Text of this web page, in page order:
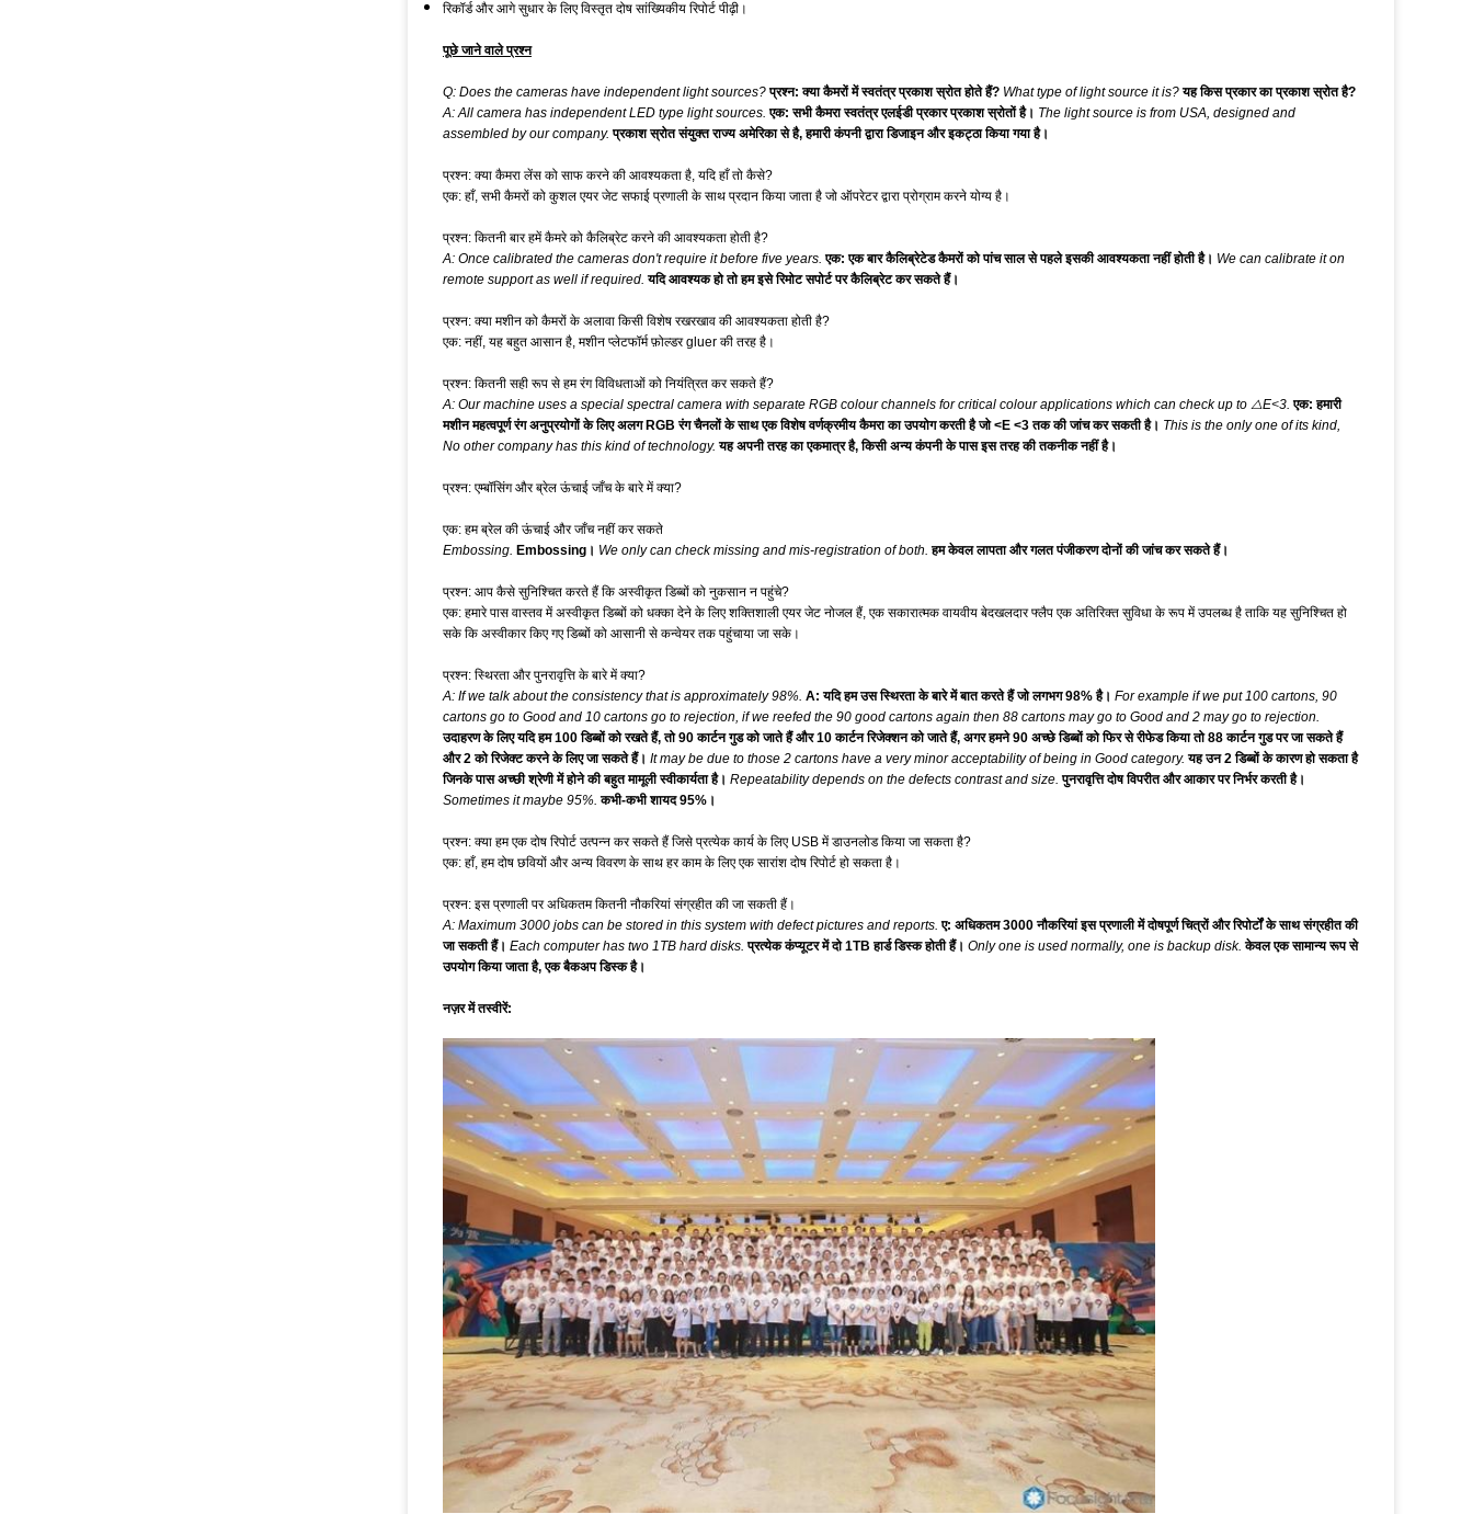
रिकॉर्ड और आगे सुधार के लिए विस्तृत दोष सांख्यिकीय रिपोर्ट पीढ़ी।
पूछे जाने वाले प्रश्न
Q: Does the cameras have independent light sources? प्रश्न: क्या कैमरों में स्वतंत्र प्रकाश स्रोत होते हैं? What type of light source it is? यह किस प्रकार का प्रकाश स्रोत है?
A: All camera has independent LED type light sources. एक: सभी कैमरा स्वतंत्र एलईडी प्रकार प्रकाश स्रोतों है। The light source is from USA, designed and
assembled by our company. प्रकाश स्रोत संयुक्त राज्य अमेरिका से है, हमारी कंपनी द्वारा डिजाइन और इकट्ठा किया गया है।
प्रश्न: क्या कैमरा लेंस को साफ करने की आवश्यकता है, यदि हाँ तो कैसे?
एक: हाँ, सभी कैमरों को कुशल एयर जेट सफाई प्रणाली के साथ प्रदान किया जाता है जो ऑपरेटर द्वारा प्रोग्राम करने योग्य है।
प्रश्न: कितनी बार हमें कैमरे को कैलिब्रेट करने की आवश्यकता होती है?
A: Once calibrated the cameras don't require it before five years. एक: एक बार कैलिब्रेटेड कैमरों को पांच साल से पहले इसकी आवश्यकता नहीं होती है। We can calibrate it on
remote support as well if required. यदि आवश्यक हो तो हम इसे रिमोट सपोर्ट पर कैलिब्रेट कर सकते हैं।
प्रश्न: क्या मशीन को कैमरों के अलावा किसी विशेष रखरखाव की आवश्यकता होती है?
एक: नहीं, यह बहुत आसान है, मशीन प्लेटफॉर्म फ़ोल्डर gluer की तरह है।
प्रश्न: कितनी सही रूप से हम रंग विविधताओं को नियंत्रित कर सकते हैं?
A: Our machine uses a special spectral camera with separate RGB colour channels for critical colour applications which can check up to △E<3. एक: हमारी
मशीन महत्वपूर्ण रंग अनुप्रयोगों के लिए अलग RGB रंग चैनलों के साथ एक विशेष वर्णक्रमीय कैमरा का उपयोग करती है जो <E <3 तक की जांच कर सकती है। This is the only one of its kind,
No other company has this kind of technology. यह अपनी तरह का एकमात्र है, किसी अन्य कंपनी के पास इस तरह की तकनीक नहीं है।
प्रश्न: एम्बॉसिंग और ब्रेल ऊंचाई जाँच के बारे में क्या?
एक: हम ब्रेल की ऊंचाई और जाँच नहीं कर सकते
Embossing. Embossing। We only can check missing and mis-registration of both. हम केवल लापता और गलत पंजीकरण दोनों की जांच कर सकते हैं।
प्रश्न: आप कैसे सुनिश्चित करते हैं कि अस्वीकृत डिब्बों को नुकसान न पहुंचे?
एक: हमारे पास वास्तव में अस्वीकृत डिब्बों को धक्का देने के लिए शक्तिशाली एयर जेट नोजल हैं, एक सकारात्मक वायवीय बेदखलदार फ्लैप एक अतिरिक्त सुविधा के रूप में उपलब्ध है ताकि यह सुनिश्चित हो
सके कि अस्वीकार किए गए डिब्बों को आसानी से कन्वेयर तक पहुंचाया जा सके।
प्रश्न: स्थिरता और पुनरावृत्ति के बारे में क्या?
A: If we talk about the consistency that is approximately 98%. A: यदि हम उस स्थिरता के बारे में बात करते हैं जो लगभग 98% है। For example if we put 100 cartons, 90
cartons go to Good and 10 cartons go to rejection, if we reefed the 90 good cartons again then 88 cartons may go to Good and 2 may go to rejection.
उदाहरण के लिए यदि हम 100 डिब्बों को रखते हैं, तो 90 कार्टन गुड को जाते हैं और 10 कार्टन रिजेक्शन को जाते हैं, अगर हमने 90 अच्छे डिब्बों को फिर से रीफेड किया तो 88 कार्टन गुड पर जा सकते हैं
और 2 को रिजेक्ट करने के लिए जा सकते हैं। It may be due to those 2 cartons have a very minor acceptability of being in Good category. यह उन 2 डिब्बों के कारण हो सकता है
जिनके पास अच्छी श्रेणी में होने की बहुत मामूली स्वीकार्यता है। Repeatability depends on the defects contrast and size. पुनरावृत्ति दोष विपरीत और आकार पर निर्भर करती है।
Sometimes it maybe 95%. कभी-कभी शायद 95%।
प्रश्न: क्या हम एक दोष रिपोर्ट उत्पन्न कर सकते हैं जिसे प्रत्येक कार्य के लिए USB में डाउनलोड किया जा सकता है?
एक: हाँ, हम दोष छवियों और अन्य विवरण के साथ हर काम के लिए एक सारांश दोष रिपोर्ट हो सकता है।
प्रश्न: इस प्रणाली पर अधिकतम कितनी नौकरियां संग्रहीत की जा सकती हैं।
A: Maximum 3000 jobs can be stored in this system with defect pictures and reports. ए: अधिकतम 3000 नौकरियां इस प्रणाली में दोषपूर्ण चित्रों और रिपोर्टों के साथ संग्रहीत की
जा सकती हैं। Each computer has two 1TB hard disks. प्रत्येक कंप्यूटर में दो 1TB हार्ड डिस्क होती हैं। Only one is used normally, one is backup disk. केवल एक सामान्य रूप से
उपयोग किया जाता है, एक बैकअप डिस्क है।
नज़र में तस्वीरें: